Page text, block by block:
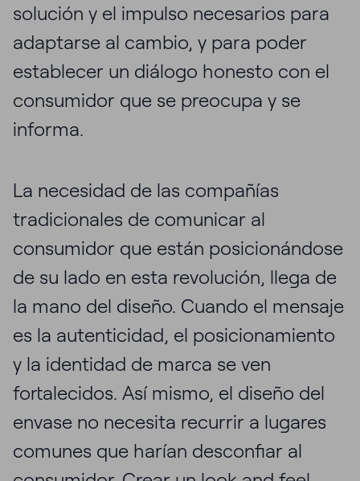
solución y el impulso necesarios para
adaptarse al cambio, y para poder
establecer un diálogo honesto con el
consumidor que se preocupa y se
informa.
La necesidad de las compañías
tradicionales de comunicar al
consumidor que están posicionándose
de su lado en esta revolución, llega de
la mano del diseño. Cuando el mensaje
es la autenticidad, el posicionamiento
y la identidad de marca se ven
fortalecidos. Así mismo, el diseño del
envase no necesita recurrir a lugares
comunes que harían desconfiar al